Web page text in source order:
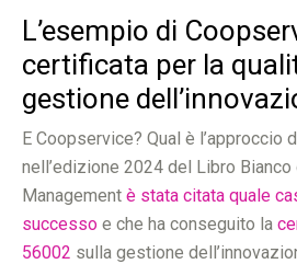
L’esempio di
certificata per la
gestione
E Coopservice? Qual è l’approccio
nell’edizione 2024 del Libro Bianco
Management è stata citata quale
successo e che ha conseguito la
56002 sulla gestione